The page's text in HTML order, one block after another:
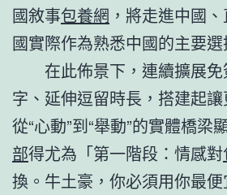
國敘事包養網 ，將走進中國
國實際作為熟悉中國的主要選
在此佈景下，連續擴展
字、延伸逗留時長，搭建起
從“心動”到“舉動”的實體橋梁
部得尤為「第一階段：情感對
換。牛土豪，你必須用你最便